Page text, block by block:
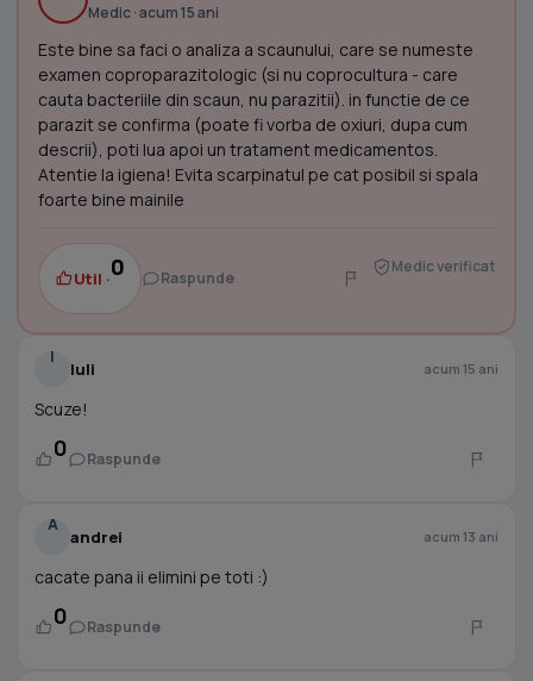
Medic · acum 15 ani
Este bine sa faci o analiza a scaunului, care se numeste
examen coproparazitologic (si nu coprocultura - care
cauta bacteriile din scaun, nu parazitii). in functie de ce
parazit se confirma (poate fi vorba de oxiuri, dupa cum
descrii), poti lua apoi un tratament medicamentos.
Atentie la igiena! Evita scarpinatul pe cat posibil si spala
foarte bine mainile
Util ·0 Raspunde
Medic verificat
I
Iuli acum 15 ani
Scuze!
0 Raspunde
A
andrei acum 13 ani
cacate pana ii elimini pe toti :)
0 Raspunde